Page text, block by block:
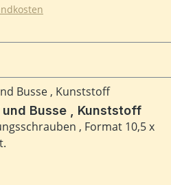
und Busse , Kunststoff
, Format 10,5 x